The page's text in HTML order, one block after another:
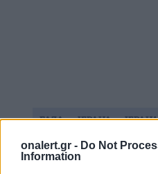
onalert.gr - Do Not
Information
ΓΑΖΑ ΙΣΡΑΗΛ